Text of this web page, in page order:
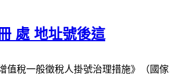
處 地址號後這
稅一般徵稅人掛號治理措施》（國